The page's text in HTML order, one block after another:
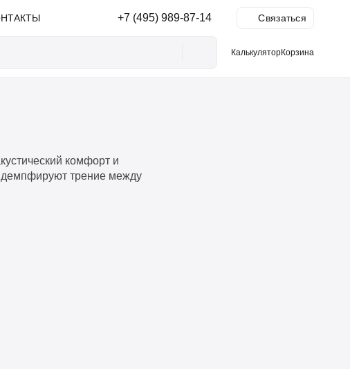
+7 (495) 989-87-14 Связаться
КалькуляторКорзина
комфорт и
демпфируют трение между